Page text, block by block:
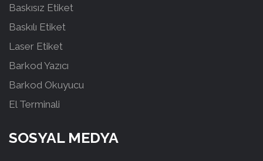
Baskısız Etiket
Baskılı Etiket
Laser Etiket
Barkod Yazıcı
Barkod Okuyucu
El Terminali
SOSYAL MEDYA